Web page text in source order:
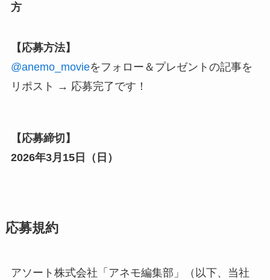
方
【応募方法】
@anemo_movieをフォロー ＆プレゼントの記事を
リポスト → 応募完了です！
【応募締切】
2026年3月 15日（ 日 ）
応募規約
アソート株式会社「アネモ編集部」（以下、当社